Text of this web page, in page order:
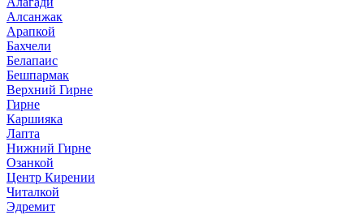
Алсанжак
Арапкой
Бахчели
Белапаис
Бешпармак
Верхний Гирне
Гирне
Каршияка
Лапта
Нижний Гирне
Озанкой
Центр Кирении
Читалкой
Эдремит